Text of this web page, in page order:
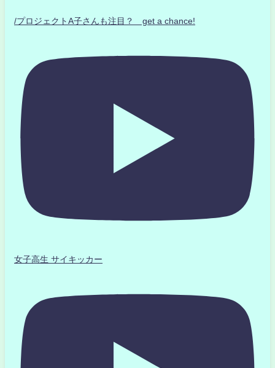
/プロジェクトA子さんも注目？ get a chance!
女子高生 サイキッカー